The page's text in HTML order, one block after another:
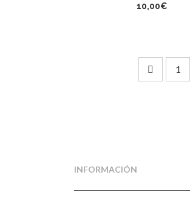
10,00€
1
INFORMACIÓN